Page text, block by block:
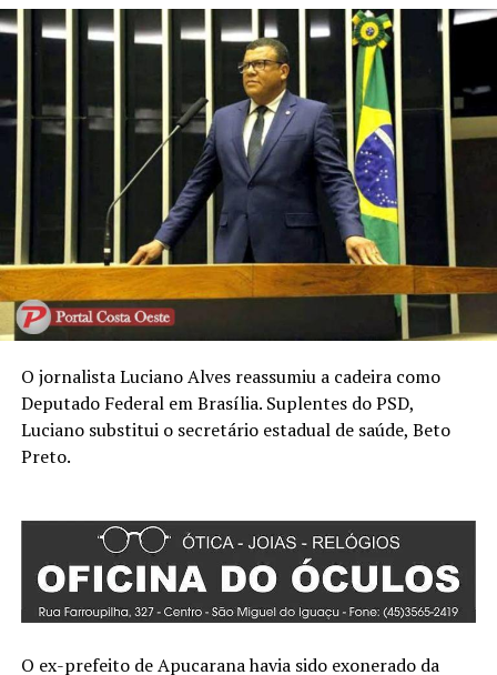
O jornalista Luciano Alves reassumiu a cadeira como
Deputado Federal em Brasília. Suplentes do PSD,
Luciano substitui o secretário estadual de saúde, Beto
Preto.
O ex-prefeito de Apucarana havia sido exonerado da